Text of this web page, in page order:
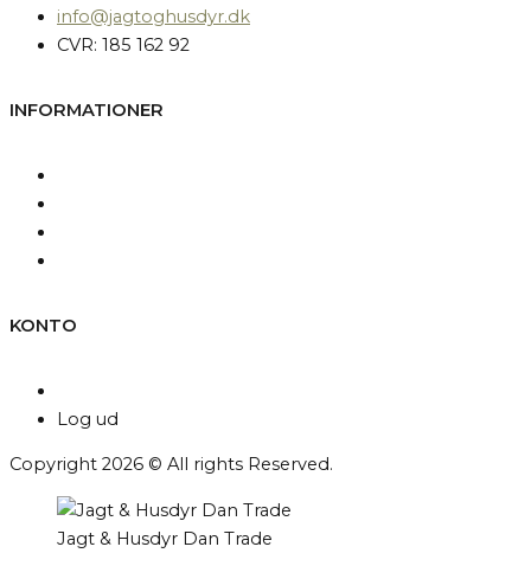
info@jagtoghusdyr.dk
CVR: 185 162 92
INFORMATIONER
KONTO
Log ud
Copyright 2026 © All rights Reserved.
Jagt & Husdyr Dan Trade